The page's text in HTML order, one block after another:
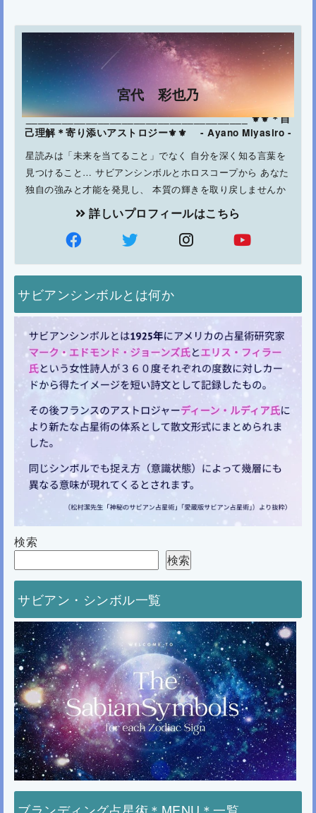
宮代 彩也乃
_____________________________________ ⚜⚜＊自
己理解＊寄り添いアストロジー⚜⚜ - Ayano Miyasiro -
星読みは「未来を当てること」でなく 自分を深く知る言葉を
見つけること… サビアンシンボルとホロスコープから あなた
独自の強みと才能を発見し、 本質の輝きを取り戻しませんか
詳しいプロフィールはこちら
サビアンシンボルとは何か
検索
検索
サビアン・シンボル一覧
ブランディング占星術＊MENU＊一覧